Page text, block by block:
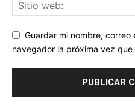
Guardar mi nombre,
navegador la próxima vez que